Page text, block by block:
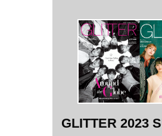
GLITTER 2023